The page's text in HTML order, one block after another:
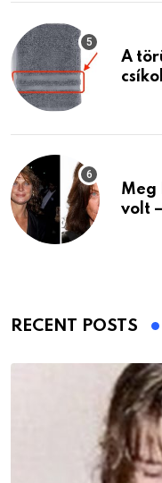
A
Meg
volt
RECENT POSTS